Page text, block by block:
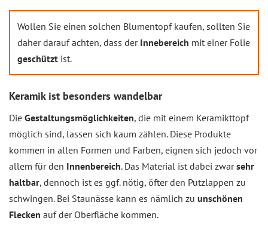
Wollen Sie einen solchen Blumentopf kaufen, sollten Sie
daher darauf achten, dass der Innebereich mit einer Folie
geschützt ist.
Keramik ist besonders wandelbar
Die Gestaltungsmöglichkeiten, die mit einem Keramikttopf
möglich sind, lassen sich kaum zählen. Diese Produkte
kommen in allen Formen und Farben, eignen sich jedoch vor
allem für den Innenbereich. Das Material ist dabei zwarsehr
haltbar, dennoch ist es ggf. nötig, öfter den Putzlappen zu
schwingen. Bei Staunässe kann es nämlich zu unschönen
Flecken auf der Oberfläche kommen.